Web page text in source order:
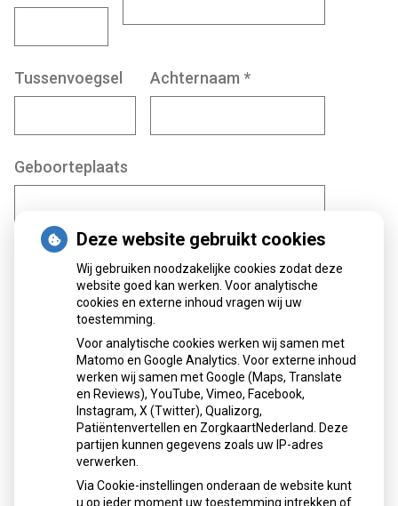
Tussenvoegsel Achternaam *
Geboorteplaats
Geboortedatum
Maand
Geslacht*
Vrouw
Anders
Deze website gebruikt cookies
Wij gebruiken noodzakelijke cookies zodat deze
website goed kan werken. Voor analytische
cookies en externe inhoud vragen wij uw
toestemming.
Voor analytische cookies werken wij samen met
Matomo en Google Analytics. Voor externe inhoud
werken wij samen met Google (Maps, Translate
en Reviews), YouTube, Vimeo, Facebook,
Instagram, X (Twitter), Qualizorg,
Patiëntenvertellen en ZorgkaartNederland. Deze
partijen kunnen gegevens zoals uw IP-adres
verwerken.
Via Cookie-instellingen onderaan de website kunt
u op ieder moment uw toestemming intrekken of